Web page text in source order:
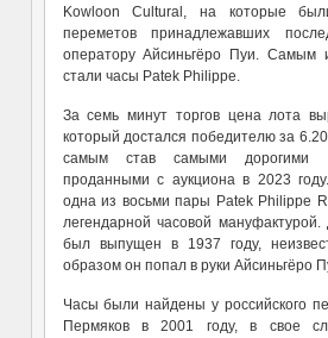
Kowloon Cultural, на которые
переметов принадлежавших
оператору Айсиньгёро Пуи. Самым
стали часы Patek Philippe.
За семь минут торгов цена лота
который достался победителю за
самым став самыми дорогими
проданными с аукциона в 2023
одна из восьми пары Patek Philippe
легендарной часовой
был выпущен в 1937 году,
образом он попал в руки Айсиньгёро
Часы были найдены у российского
Пермяков в 2001 году, в свое